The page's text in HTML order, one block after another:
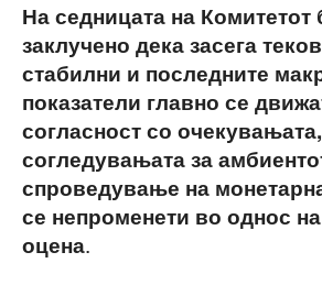
На седницата на Комитетот
заклучено дека засега
стабилни и последните
показатели главно се
согласност со
согледувањата за
спроведување на
се непроменети во однос
оцена.